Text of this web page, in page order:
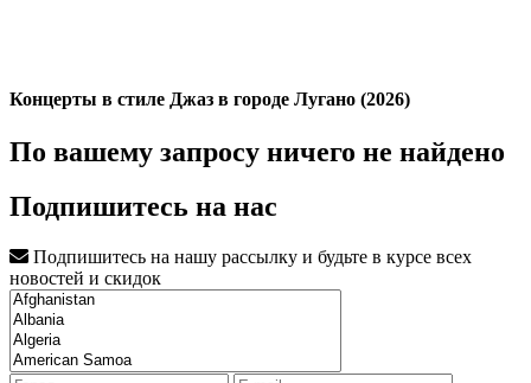
Концерты в стиле Джаз в городе Лугано (2026)
По вашему запросу ничего не найдено
Подпишитесь на нас
Подпишитесь на нашу рассылку и будьте в курсе всех
новостей и скидок